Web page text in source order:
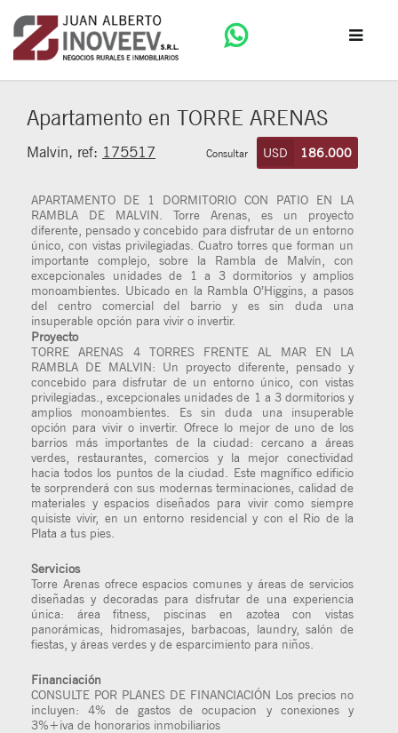
Apartamento en TORRE ARENAS
Malvin, ref: 175517 Consultar USD 186.000
APARTAMENTO DE 1 DORMITORIO CON PATIO EN LA
RAMBLA DE MALVIN. Torre Arenas, es un proyecto
diferente, pensado y concebido para disfrutar de un entorno
único, con vistas privilegiadas. Cuatro torres que forman un
importante complejo, sobre la Rambla de Malvín, con
excepcionales unidades de 1 a 3 dormitorios y amplios
monoambientes. Ubicado en la Rambla O’Higgins, a pasos
del centro comercial del barrio y es sin duda una
insuperable opción para vivir o invertir.
Proyecto
TORRE ARENAS 4 TORRES FRENTE AL MAR EN LA
RAMBLA DE MALVIN: Un proyecto diferente, pensado y
concebido para disfrutar de un entorno único, con vistas
privilegiadas., excepcionales unidades de 1 a 3 dormitorios y
amplios monoambientes. Es sin duda una insuperable
opción para vivir o invertir. Ofrece lo mejor de uno de los
barrios más importantes de la ciudad: cercano a áreas
verdes, restaurantes, comercios y la mejor conectividad
hacia todos los puntos de la ciudad. Este magnífico edificio
te sorprenderá con sus modernas terminaciones, calidad de
materiales y espacios diseñados para vivir como siempre
quisiste vivir, en un entorno residencial y con el Rio de la
Plata a tus pies.
Servicios
Torre Arenas ofrece espacios comunes y áreas de servicios
diseñadas y decoradas para disfrutar de una experiencia
única: área fitness, piscinas en azotea con vistas
panorámicas, hidromasajes, barbacoas, laundry, salón de
fiestas, y áreas verdes y de esparcimiento para niños.
Financiación
CONSULTE POR PLANES DE FINANCIACIÓN Los precios no
incluyen: 4% de gastos de ocupacion y conexiones y
3%+iva de honorarios inmobiliarios